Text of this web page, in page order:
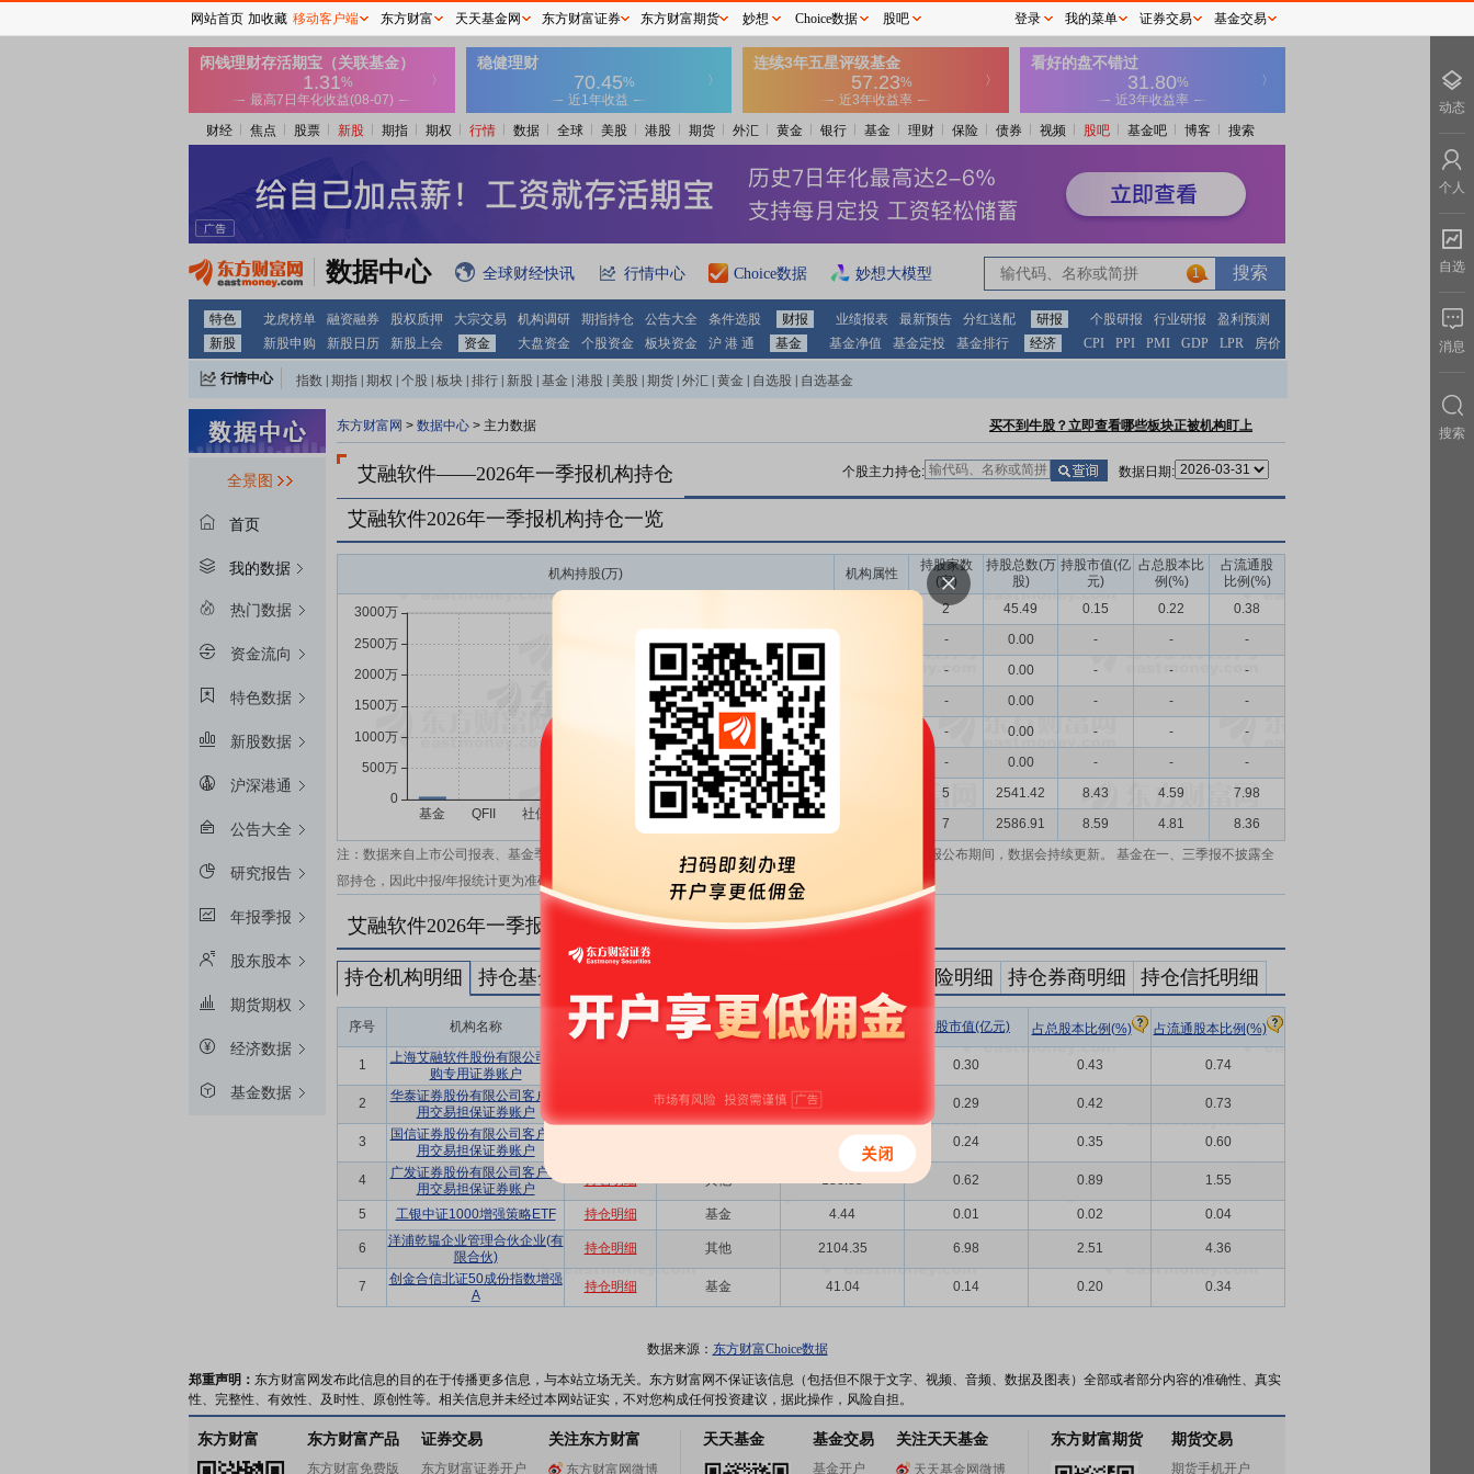
财经 焦点 股票 新股 期指 期权 行情 数据 全球 美股 港股 期货 外汇 黄金 银行 基金 理财 保险 债券 视频 股吧 基金吧 博客 搜索
数据中心 全球财经快讯 行情中心 Choice数据 妙想大模型 1
特色 龙虎榜单 融资融券 股权质押 大宗交易 机构调研 期指持仓 公告大全 条件选股 财报 业绩报表 最新预告 分红送配 研报 个股研报 行业研报
盈利预测
新股
新股申购 新股日历 新股上会 资金 大盘资金 个股资金 板块资金 沪 港 通 基金 基金净值 基金定投 基金排行 经济 CPI PPI PMI GDP LPR 房价
行情中心 指数 期指 期权 个股 板块 排行 新股 基金 港股 美股 期货 外汇 黄金 自选股 自选基金
全景图
首页
我的数据
热门数据
资金流向
特色数据
新股数据
沪深港通
公告大全
研究报告
年报季报
股东股本
期货期权
经济数据
基金数据
东方财富网 > 数据中心 > 主力数据 买不到牛股？立即查看哪些板块正被机构盯上
艾融软件——2026年一季报机构持仓 个股主力持仓: 数据日期:
艾融软件2026年一季报机构持仓一览
机构持股(万) 机构属性
持股家数
(家)
持股总数(万
股)
持股市值(亿
元)
占总股本比
例(%)
占流通股
比例(%)
2 45.49 0.15 0.22
0.38
- 0.00 - -
-
- 0.00 - -
-
- 0.00 - -
-
- 0.00 - -
-
- 0.00 - -
-
5 2541.42 8.43 4.59
7.98
7 2586.91 8.59 4.81
8.36
注：数据来自上市公司报表、基金季报、半年报和基金年报；在上市公司报表、基金季报、半年报和年报公布期间，数据会持续更新。 基金在一、三季报不披露全
部持仓，因此中报/年报统计更为准确。
艾融软件2026年一季报机构持仓明细
持仓机构明细 持仓基金明细 持仓保险明细 持仓券商明细 持仓信托明细
序号 机构名称 相关链接 机构属性 持股总数(万股) 持股市值(亿元) 占总股本比例(%) 占流通股本比例(%)
1
上海艾融软件股份有限公司回
购专用证券账户
0.30 0.43 0.74
2
华泰证券股份有限公司客户信
用交易担保证券账户
其他 0.29 0.42 0.73
3
国信证券股份有限公司客户信
用交易担保证券账户
72.86 0.24 0.35 0.60
4
广发证券股份有限公司客户信
用交易担保证券账户
持仓明细 其他 186.85 0.62 0.89 1.55
5 工银中证1000增强策略ETF 持仓明细 基金 4.44 0.01 0.02 0.04
6
洋浦乾韫企业管理合伙企业(有
限合伙)
持仓明细 其他 2104.35 6.98 2.51 4.36
7
创金合信北证50成份指数增强
A
持仓明细 基金 41.04 0.14 0.20 0.34
数据来源： 东方财富Choice数据
郑重声明： 东方财富网发布此信息的目的在于传播更多信息，与本站立场无关。东方财富网不保证该信息（包括但不限于文字、视频、音频、数据及图表）全部或者部分内容的准确性、真实
性、完整性、有效性、及时性、原创性等。相关信息并未经过本网站证实，不对您构成任何投资建议，据此操作，风险自担。
东方财富 东方财富产品
东方财富免费版
证券交易
东方财富证券开户
关注东方财富
东方财富网微博
天天基金 基金交易
基金开户
关注天天基金
天天基金网微博
东方财富期货 期货交易
期货手机开户
网站首页 加收藏 移动客户端 东方财富 天天基金网 东方财富证券 东方财富期货 妙想 Choice数据 股吧 登录 我的菜单 证券交易 基金交易
动态
个人
自选
消息
搜索